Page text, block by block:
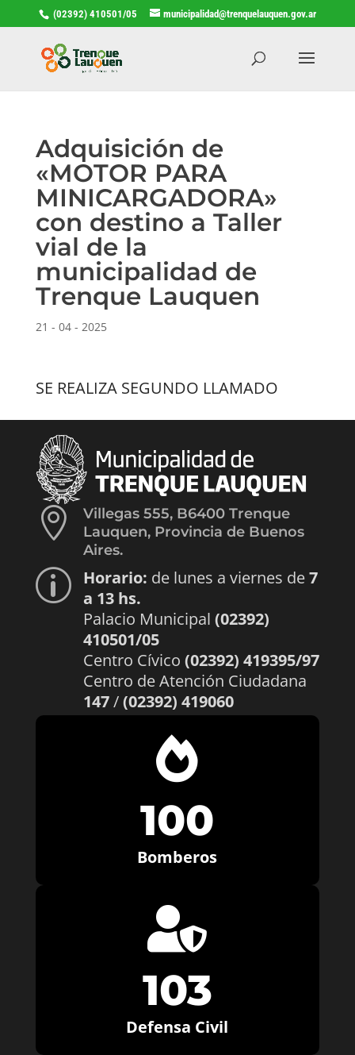
(02392) 410501/05 municipalidad@trenquelauquen.gov.ar
Adquisición de
«MOTOR PARA
MINICARGADORA»
con destino a Taller
vial de la
municipalidad de
Trenque Lauquen
21 - 04 - 2025
SE REALIZA SEGUNDO LLAMADO

Villegas 555, B6400 Trenque
Lauquen, Provincia de Buenos
Aires.
p Horario: de lunes a viernes de7
a 13 hs.
Palacio Municipal (02392)
410501/05
Centro Cívico (02392) 419395/97
Centro de Atención Ciudadana
147/(02392) 419060

100
Bomberos

103
Defensa Civil